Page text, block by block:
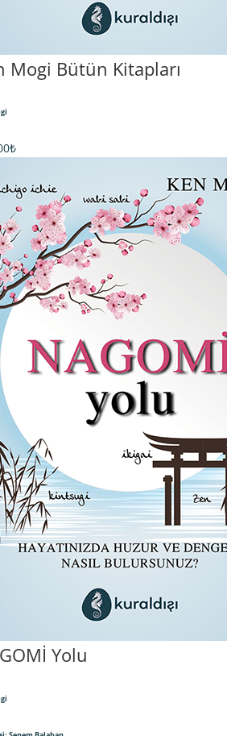
Mogi Bütün Kitapları
₺
Yolu